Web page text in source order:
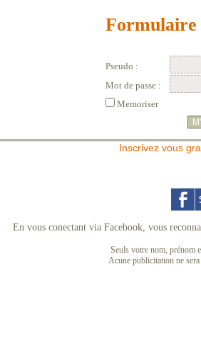
Pseudo :
Mot de passe :
Memoriser
Inscrivez vous
En vous conectant via Facebook, vous
Seuls votre nom, prénom
Acune publicitation ne